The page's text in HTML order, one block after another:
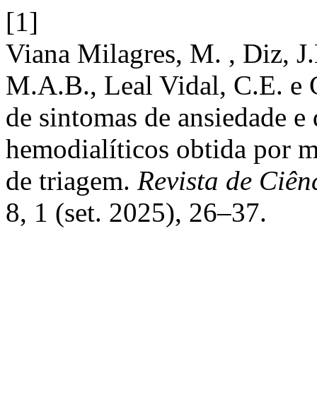
[1]
Viana Milagres, M. , Diz,
M.A.B., Leal Vidal, C.E. e
de sintomas de ansiedade
hemodialíticos obtida por
de triagem. Revista de
8, 1 (set. 2025), 26–37.